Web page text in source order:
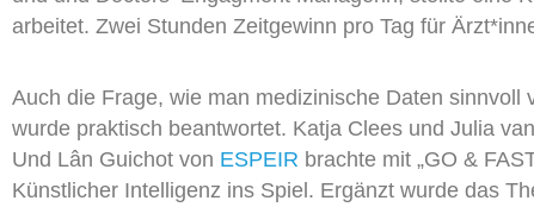
arbeitet. Zwei Stunden Zeitgewinn pro Tag für Ärzt*
Auch die Frage, wie man medizinische Daten sinnvoll
wurde praktisch beantwortet. Katja Clees und Julia
Und Lân Guichot von ESPEIR brachte mit „GO &
Künstlicher Intelligenz ins Spiel. Ergänzt wurde das